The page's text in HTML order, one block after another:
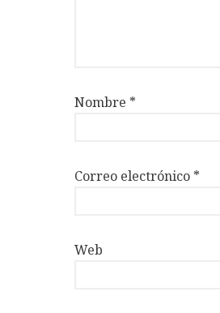
Nombre *
Correo electrónico *
Web